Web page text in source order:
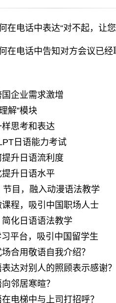
在电话中表达“对不起，让您
在电话中告知对方会议已经
企业需求激增
解”模块
思考和表达
日语能力考试
升日语流利度
升日语水平
目，融入动漫语法教学
程，吸引中国职场人士
化日语语法教学
平台，吸引中国留学生
合用敬语自我介绍？
达对别人的照顾表示感谢？
邻居寒暄？
电梯中与上司打招呼？